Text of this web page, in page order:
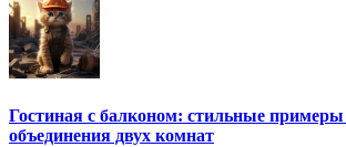
Гостиная с балконом: стильные
объединения двух комнат